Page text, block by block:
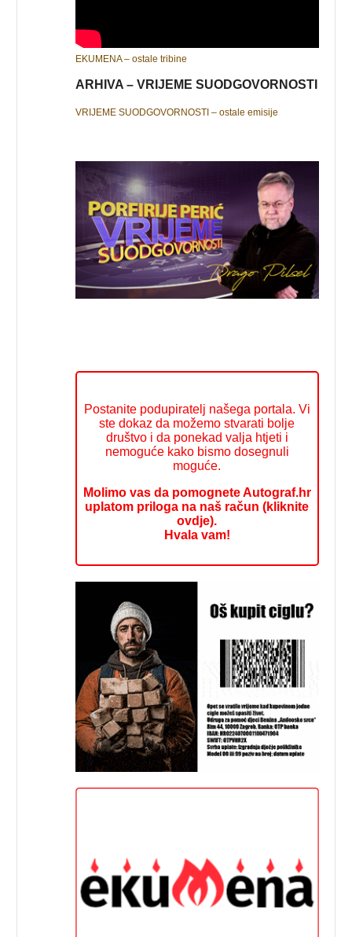
EKUMENA – ostale tribine
ARHIVA – VRIJEME SUODGOVORNOSTI
VRIJEME SUODGOVORNOSTI – ostale emisije
Postanite podupiratelj našega portala. Vi
ste dokaz da možemo stvarati bolje
društvo i da ponekad valja htjeti i
nemoguće kako bismo dosegnuli
moguće.
Molimo vas da pomognete Autograf.hr
uplatom priloga na naš račun (kliknite
ovdje).
Hvala vam!